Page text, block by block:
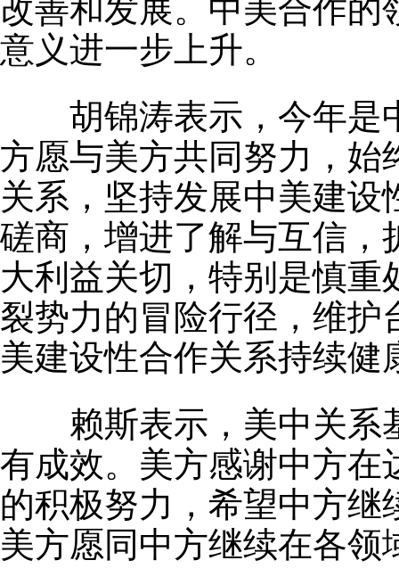
改善和发展。中美合作的
意义进一步上升。
胡锦涛表示，今年是
方愿与美方共同努力，始
关系，坚持发展中美建
磋商，增进了解与互信，
大利益关切，特别是慎重
裂势力的冒险行径，维
美建设性合作关系持续健
赖斯表示，美中关系
有成效。美方感谢中方在
的积极努力，希望中方
美方愿同中方继续在各